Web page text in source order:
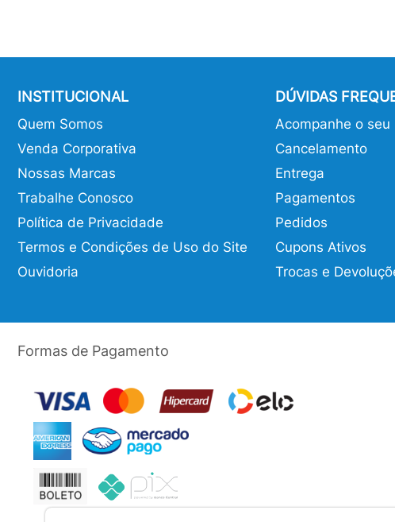
INSTITUCIONAL
Quem Somos
Venda Corporativa
Nossas Marcas
Trabalhe Conosco
Política de Privacidade
Termos e Condições de Uso do Site
Ouvidoria
DÚVIDAS
Acompanhe o
Cancelamento
Entrega
Pagamentos
Pedidos
Cupons Ativos
Trocas e
Formas de Pagamento